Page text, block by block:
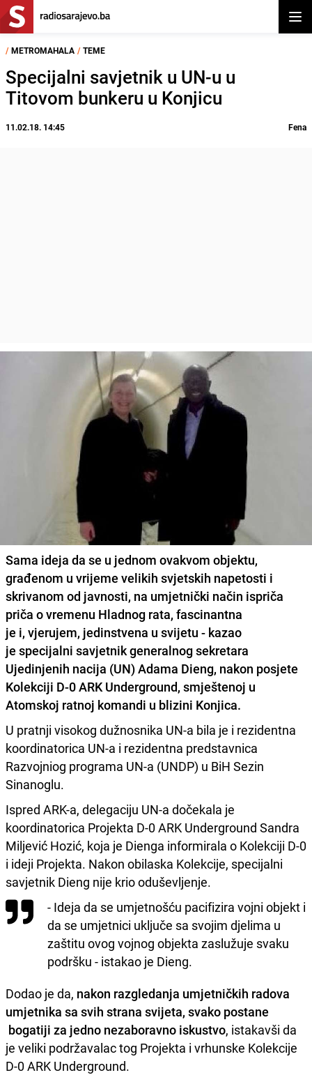
/ METROMAHALA / TEME
Specijalni savjetnik u UN-u u
Titovom bunkeru u Konjicu
11.02.18. 14:45 Fena
Sama ideja da se u jednom ovakvom objektu,
građenom u vrijeme velikih svjetskih napetosti i
skrivanom od javnosti, na umjetnički način ispriča
priča o vremenu Hladnog rata, fascinantna
je i, vjerujem, jedinstvena u svijetu - kazao
je specijalni savjetnik generalnog sekretara
Ujedinjenih nacija (UN) Adama Dieng, nakon posjete
Kolekciji D-0 ARK Underground, smještenoj u
Atomskoj ratnoj komandi u blizini Konjica.
U pratnji visokog dužnosnika UN-a bila je i rezidentna
koordinatorica UN-a i rezidentna predstavnica
Razvojniog programa UN-a (UNDP) u BiH Sezin
Sinanoglu.
Ispred ARK-a, delegaciju UN-a dočekala je
koordinatorica Projekta D-0 ARK Underground Sandra
Miljević Hozić, koja je Dienga informirala o Kolekciji D-0
i ideji Projekta. Nakon obilaska Kolekcije, specijalni
savjetnik Dieng nije krio oduševljenje.
- Ideja da se umjetnošću pacifizira vojni objekt i
da se umjetnici uključe sa svojim djelima u
zaštitu ovog vojnog objekta zaslužuje svaku
podršku - istakao je Dieng.
Dodao je da, nakon razgledanja umjetničkih radova
umjetnika sa svih strana svijeta, svako postane
bogatiji za jedno nezaboravno iskustvo, istakavši da
je veliki podržavalac tog Projekta i vrhunske Kolekcije
D-0 ARK Underground.